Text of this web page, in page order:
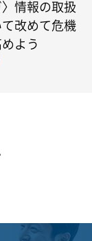
〉情報の取扱
改めて危機
よう